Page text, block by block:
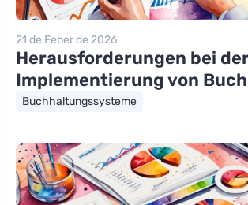
21 de Feber de 2026
Herausforderungen bei
Implementierung von
Buchhaltungssysteme